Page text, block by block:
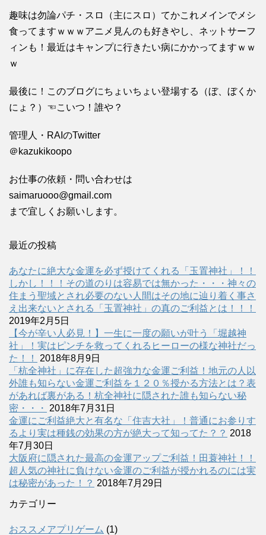
趣味は勿論パチ・スロ（主にスロ）てかこれメインでメシ
食ってますｗｗｗアニメ見んのも好きやし、ネットサーフ
ィンも！最近はキャンプに行きたい病にかかってますｗｗ
ｗ
最後に！このブログにちょいちょい登場する（ぼ、ぼくか
にょ？）☜こいつ！誰や？
管理人・RAIのTwitter
＠kazukikoopo
お仕事の依頼・問い合わせは
saimaruooo@gmail.com
まで宜しくお願いします。
最近の投稿
あなたに絶大な金運を必ず授けてくれる「玉置神社」！！
しかし！！！その道のりは容易では無かった・・・神々の
住まう聖域とされ必要のない人間はその地に辿り着く事さ
え出来ないとされる「玉置神社」の真のご利益とは！！！
2019年2月5日
【今が辛い人必見！】一生に一度の願いが叶う「堀越神
社」！実はピンチを救ってくれるヒーローの様な神社だっ
た！！
2018年8月9日
「杭全神社」に存在した超強力な金運ご利益！地元の人以
外誰も知らない金運ご利益を１２０％授かる方法とは？表
があれば裏がある！杭全神社に隠された誰も知らない秘
密・・・
2018年7月31日
金運にご利益絶大と有名な「住吉大社」！普通にお参りす
るより実は種銭の効果の方が絶大って知ってた？？ 2018
年7月30日
大阪府に隠された最高の金運アップご利益！田蓑神社！！
超人気の神社に負けない金運のご利益が授かれるのには実
は秘密があった！？ 2018年7月29日
カテゴリー
おススメアプリゲーム (1)